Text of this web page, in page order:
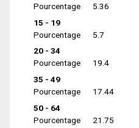
Pourcentage
5.36
15 - 19
Pourcentage
5.7
20 - 34
Pourcentage
19.4
35 - 49
Pourcentage
17.44
50 - 64
Pourcentage
21.75